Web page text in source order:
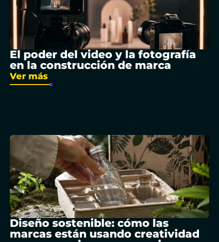
El poder del video y la fotografía
en la construcción de marca
Ver más
Diseño sostenible: cómo las
marcas están usando creatividad